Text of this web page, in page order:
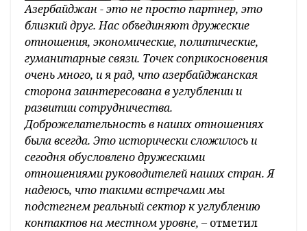
Азербайджан - это не просто партнер, это
близкий друг. Нас объединяют дружеские
отношения, экономические, политические,
гуманитарные связи. Точек соприкосновения
очень много, и я рад, что азербайджанская
сторона заинтересована в углублении и
развитии сотрудничества.
Доброжелательность в наших отношениях
была всегда. Это исторически сложилось и
сегодня обусловлено дружескими
отношениями руководителей наших стран. Я
надеюсь, что такими встречами мы
подстегнем реальный сектор к углублению
контактов на местном уровне, – отметил